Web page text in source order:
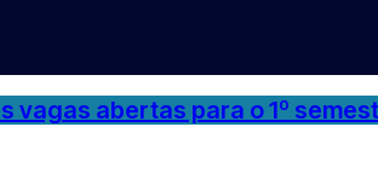
vagas abertas para o 1º